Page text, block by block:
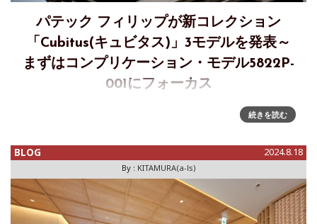
パテック フィリップが新コレクション
「Cubitus(キュビタス)」3モデルを発表～
まずはコンプリケーション・モデル5822P-
001にフォーカス
パテック フィリップが、新コレクション「Cubitus(キュビタ
ス)」を発表した。同社が新しいコレクションを世に問うのは
「Cubitus」というコレクションネームからわかるように、
続きを読む
BLOG 2024.8.18
By : KITAMURA(a-ls)